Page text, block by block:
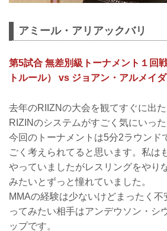
アミール・アリアックバリ
第5試合 無差別級トーナメント１回
トルール） vs ジョアン・アルメイダ
去年のRIIZNの大会を観てすぐに出た
RIZINのシステムがすごく気にいった
今回のトーナメントは5分2ラウンド
ごく考えられてると思います。私は
やっていましたがレスリングをやり
みたいとずっと憧れていました。
MMAの経験は少ないけどまったく不
ってみたい相手はアンデウソン・シ
ップです。